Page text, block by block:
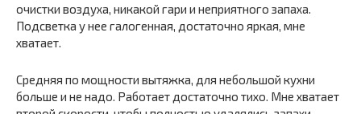
очистки воздуха, никакой гари и неприятного запаха.
Подсветка у нее галогенная, достаточно яркая, мне
хватает.
Средняя по мощности вытяжка, для небольшой кухни
больше и не надо. Работает достаточно тихо. Мне хватает